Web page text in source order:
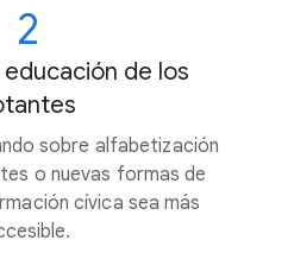
2
de los
sobre alfabetización
o nuevas formas de
cívica sea más